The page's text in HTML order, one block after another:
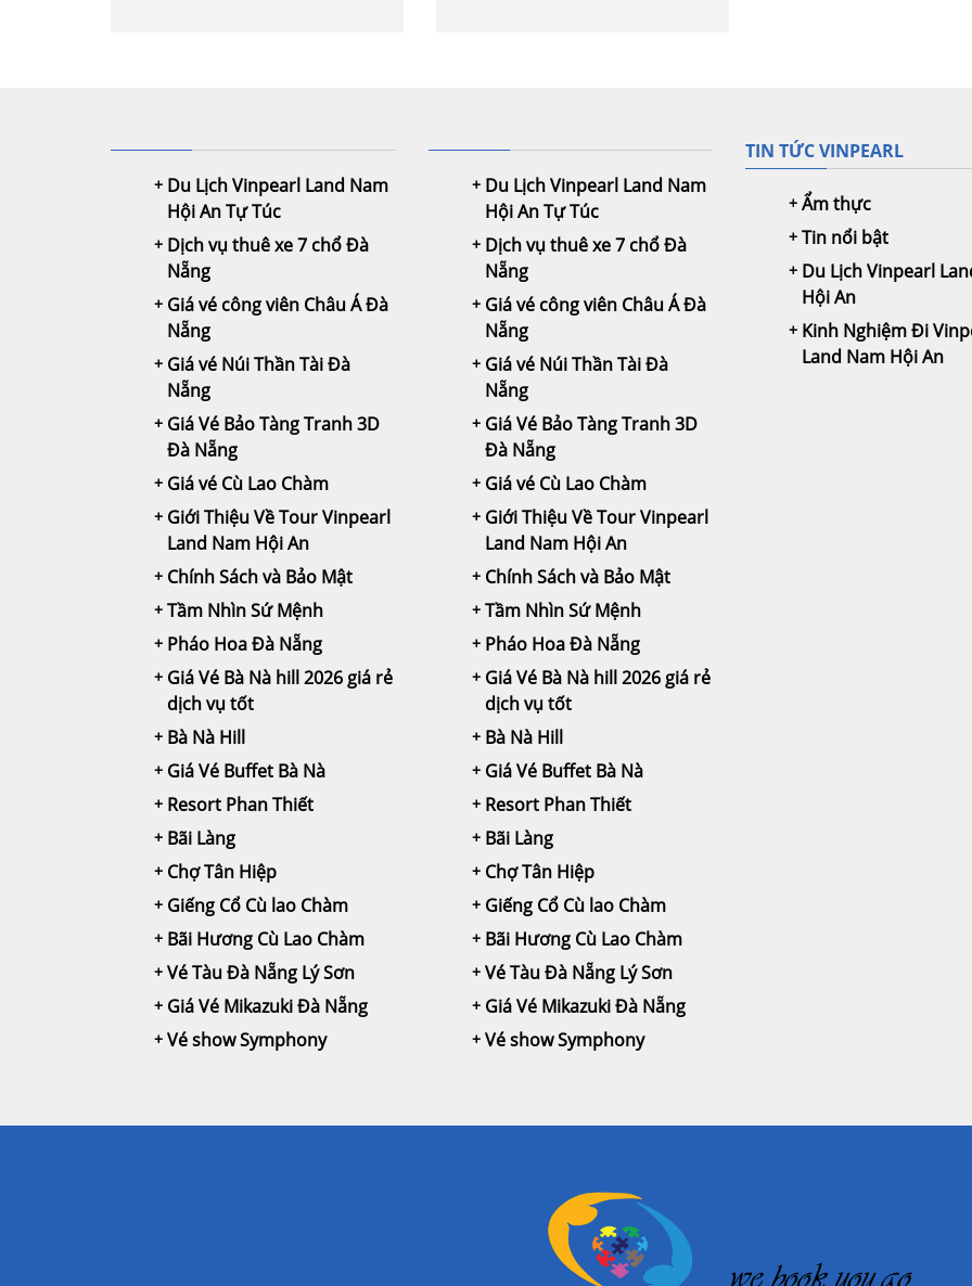
Du Lịch Vinpearl Land Nam
Hội An Tự Túc
Dịch vụ thuê xe 7 chổ Đà
Nẵng
Giá vé công viên Châu Á Đà
Nẵng
Giá vé Núi Thần Tài Đà
Nẵng
Giá Vé Bảo Tàng Tranh 3D
Đà Nẵng
Giá vé Cù Lao Chàm
Giới Thiệu Về Tour Vinpearl
Land Nam Hội An
Chính Sách và Bảo Mật
Tầm Nhìn Sứ Mệnh
Pháo Hoa Đà Nẵng
Giá Vé Bà Nà hill 2026 giá rẻ
dịch vụ tốt
Bà Nà Hill
Giá Vé Buffet Bà Nà
Resort Phan Thiết
Bãi Làng
Chợ Tân Hiệp
Giếng Cổ Cù lao Chàm
Bãi Hương Cù Lao Chàm
Vé Tàu Đà Nẵng Lý Sơn
Giá Vé Mikazuki Đà Nẵng
Vé show Symphony
Du Lịch Vinpearl Land Nam
Hội An Tự Túc
Dịch vụ thuê xe 7 chổ Đà
Nẵng
Giá vé công viên Châu Á Đà
Nẵng
Giá vé Núi Thần Tài Đà
Nẵng
Giá Vé Bảo Tàng Tranh 3D
Đà Nẵng
Giá vé Cù Lao Chàm
Giới Thiệu Về Tour Vinpearl
Land Nam Hội An
Chính Sách và Bảo Mật
Tầm Nhìn Sứ Mệnh
Pháo Hoa Đà Nẵng
Giá Vé Bà Nà hill 2026 giá rẻ
dịch vụ tốt
Bà Nà Hill
Giá Vé Buffet Bà Nà
Resort Phan Thiết
Bãi Làng
Chợ Tân Hiệp
Giếng Cổ Cù lao Chàm
Bãi Hương Cù Lao Chàm
Vé Tàu Đà Nẵng Lý Sơn
Giá Vé Mikazuki Đà Nẵng
Vé show Symphony
TIN TỨC VINPEARL
Ẩm thực
Tin nổi bật
Du Lịch Vinpearl
Hội An
Kinh Nghiệm Đi
Land Nam Hội An